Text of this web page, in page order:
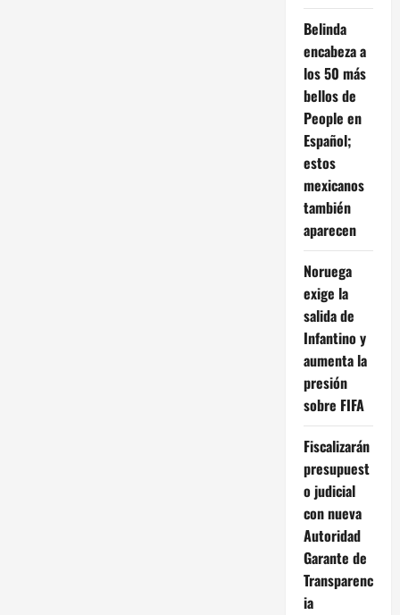
Belinda
encabeza a
los 50 más
bellos de
People en
Español;
estos
mexicanos
también
aparecen
Noruega
exige la
salida de
Infantino y
aumenta la
presión
sobre FIFA
Fiscalizarán
presupuest
o judicial
con nueva
Autoridad
Garante de
Transparenc
ia